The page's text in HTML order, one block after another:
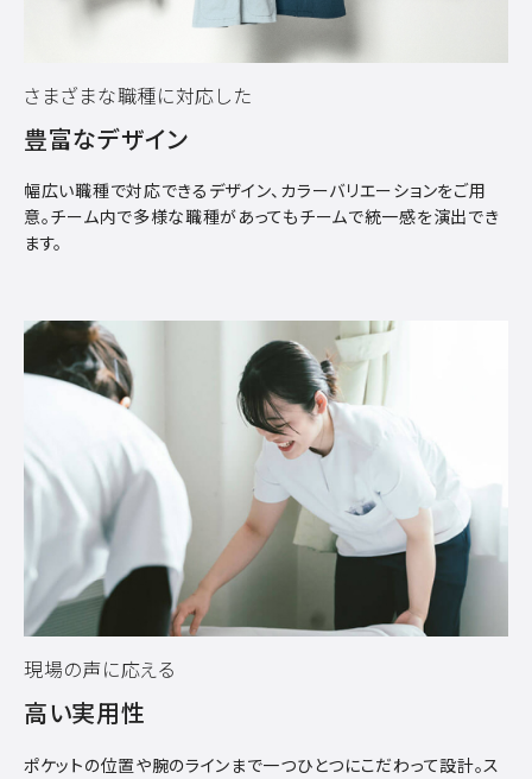
さまざまな職種に対応した
豊富なデザイン
幅広い職種で対応できるデザイン、カラーバリエーションをご用
意。チーム内で多様な職種があってもチームで統一感を演出でき
ます。
現場の声に応える
高い実用性
ポケットの位置や腕のラインまで一つひとつにこだわって設計。ス